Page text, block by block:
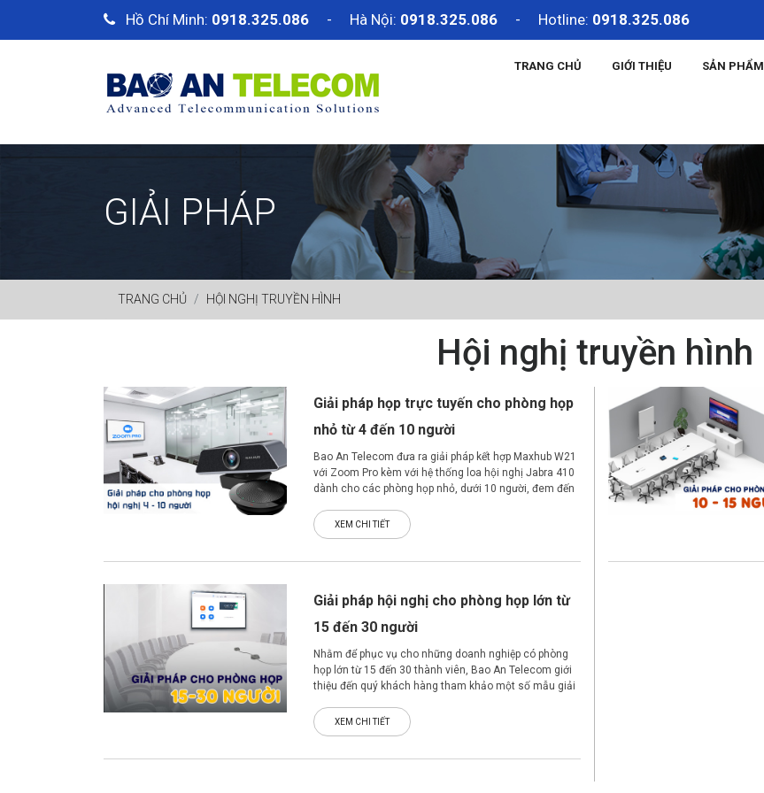
Hồ Chí Minh: 0918.325.086 - Hà Nội: 0918.325.086 - Hotline: 0918.325.086
TRANG CHỦ GIỚI THIỆU SẢN PHẨM
GIẢI PHÁP
TRANG CHỦ HỘI NGHỊ TRUYỀN HÌNH
Hội nghị truyền hình
Giải pháp họp trực tuyến cho phòng họp
nhỏ từ 4 đến 10 người
Bao An Telecom đưa ra giải pháp kết hợp Maxhub W21
với Zoom Pro kèm với hệ thống loa hội nghị Jabra 410
dành cho các phòng họp nhỏ, dưới 10 người, đem đến
XEM CHI TIẾT
Giải pháp hội nghị cho phòng họp lớn từ
15 đến 30 người
Nhằm để phục vụ cho những doanh nghiệp có phòng
họp lớn từ 15 đến 30 thành viên, Bao An Telecom giới
thiệu đến quý khách hàng tham khảo một số mẫu giải
XEM CHI TIẾT